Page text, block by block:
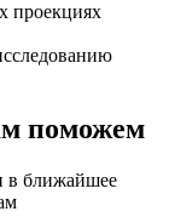
проекциях
поможем
в ближайшее